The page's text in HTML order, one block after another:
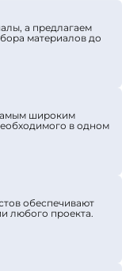
а предлагаем
материалов до
широким
в одном
обеспечивают
любого проекта.